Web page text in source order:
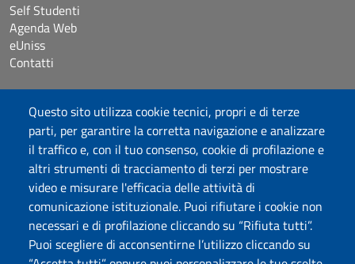
Questo sito utilizza cookie tecnici, propri e di terze
parti, per garantire la corretta navigazione e analizzare
il traffico e, con il tuo consenso, cookie di profilazione e
altri strumenti di tracciamento di terzi per mostrare
video e misurare l'efficacia delle attività di
comunicazione istituzionale. Puoi rifiutare i cookie non
necessari e di profilazione cliccando su “Rifiuta tutti”.
Puoi scegliere di acconsentirne l’utilizzo cliccando su
Self Studenti
Agenda Web
eUniss
Contatti
Accessibilità
Dichiarazione di accessibilità
Cookie settings
Mappa del sito
Protocollo
Seguici su